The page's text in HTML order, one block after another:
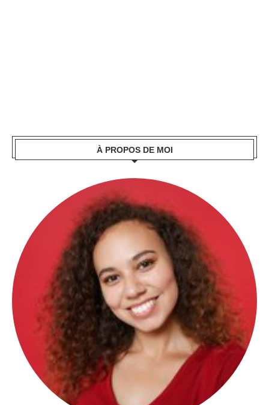
À PROPOS DE MOI